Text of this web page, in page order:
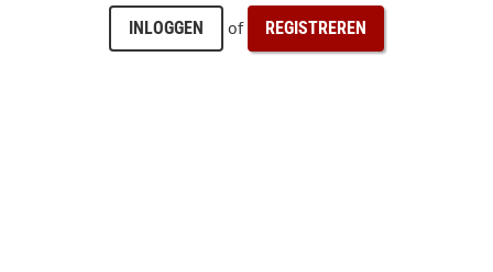
INLOGGEN of REGISTREREN